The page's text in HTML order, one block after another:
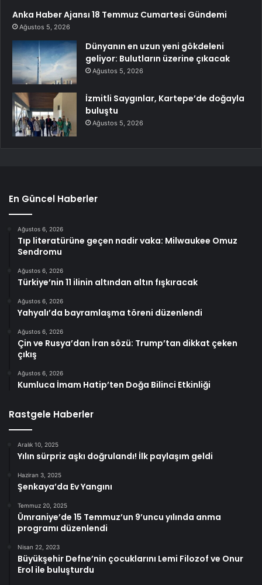
Anka Haber Ajansı 18 Temmuz Cumartesi Gündemi
Ağustos 5, 2026
Dünyanın en uzun yeni gökdeleni
geliyor: Bulutların üzerine çıkacak
Ağustos 5, 2026
İzmitli Saygınlar, Kartepe’de doğayla
buluştu
Ağustos 5, 2026
En Güncel Haberler
Ağustos 6, 2026
Tıp literatürüne geçen nadir vaka: Milwaukee Omuz
Sendromu
Ağustos 6, 2026
Türkiye’nin 11 ilinin altından altın fışkıracak
Ağustos 6, 2026
Yahyalı’da bayramlaşma töreni düzenlendi
Ağustos 6, 2026
Çin ve Rusya’dan İran sözü: Trump’tan dikkat çeken
çıkış
Ağustos 6, 2026
Kumluca İmam Hatip’ten Doğa Bilinci Etkinliği
Rastgele Haberler
Aralık 10, 2025
Yılın sürpriz aşkı doğrulandı! İlk paylaşım geldi
Haziran 3, 2025
Şenkaya’da Ev Yangını
Temmuz 20, 2025
Ümraniye’de 15 Temmuz’un 9’uncu yılında anma
programı düzenlendi
Nisan 22, 2023
Büyükşehir Defne’nin çocuklarını Lemi Filozof ve Onur
Erol ile buluşturdu